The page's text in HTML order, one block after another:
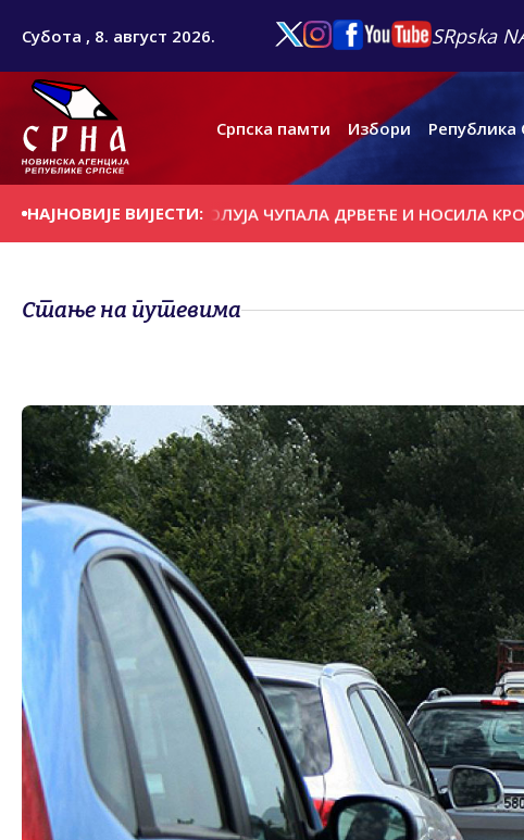
Субота , 8. август 2026. SRpska
Српска памти Избори Република
НАЈНОВИЈЕ ВИЈЕСТИ:
ДАНАШЊИ ДАН ОЛУЈА ЧУПАЛА ДРВЕЋЕ И НОСИЛА КРОВОВЕ
Стање на путевима